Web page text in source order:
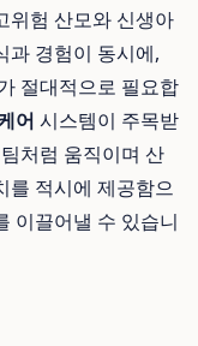
위험 산모와 신생아
과 경험이 동시에,
절대적으로 필요합
어 시스템이 주목받
처럼 움직이며 산
를 적시에 제공함으
이끌어낼 수 있습니